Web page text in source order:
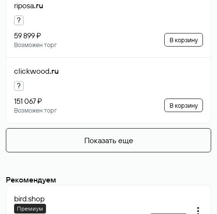
riposa.ru
?
59 899 ₽
Возможен торг
В корзину
clickwood.ru
?
151 067 ₽
Возможен торг
В корзину
Показать еще
Рекомендуем
bird.shop
Премиум